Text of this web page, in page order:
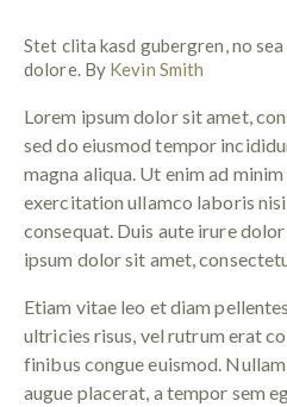
Stet clita kasd gubergren, no
dolore. By Kevin Smith
Lorem ipsum dolor sit amet,
sed do eiusmod tempor
magna aliqua. Ut enim ad
exercitation ullamco laboris
consequat. Duis aute irure
ipsum dolor sit amet,
Etiam vitae leo et diam
ultricies risus, vel rutrum erat
finibus congue euismod.
augue placerat, a tempor sem